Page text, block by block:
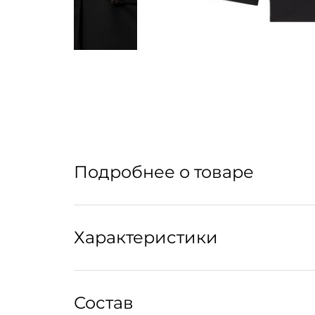
Подробнее о товаре
Характеристики
Рекомендуется профессиональная химчистка.
Состав